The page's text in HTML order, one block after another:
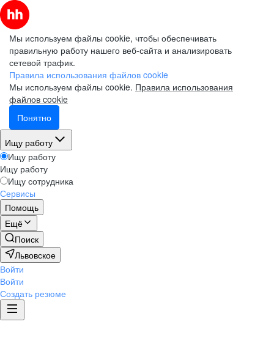
Мы используем файлы cookie, чтобы обеспечивать
правильную работу нашего веб-сайта и анализировать
сетевой трафик.
Правила использования файлов cookie
Мы используем файлы cookie. Правила использования
файлов cookie
Понятно
Ищу работу
Ищу работу
Ищу работу
Ищу сотрудника
Сервисы
Помощь
Ещё
Поиск
Львовское
Войти
Войти
Создать резюме